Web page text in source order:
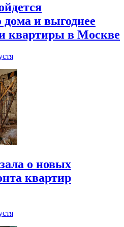
дома и выгоднее
квартиры в Москве
о новых
квартир